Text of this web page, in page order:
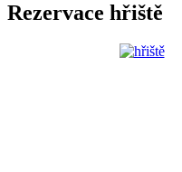
Rezervace hřiště